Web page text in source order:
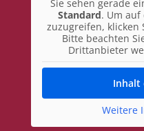
Sie sehen gerade
Standard. Um
zuzugreifen, klicken
Bitte beachten
Drittanbieter
Inhalt
Weitere